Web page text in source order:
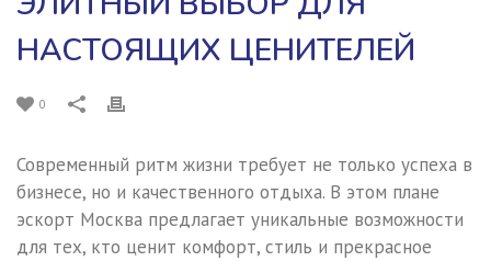
НАСТОЯЩИХ ЦЕНИТЕЛЕЙ
0
Современный ритм жизни требует не только успеха в
бизнесе, но и качественного отдыха. В этом плане
эскорт Москва предлагает уникальные возможности
для тех, кто ценит комфорт, стиль и прекрасное